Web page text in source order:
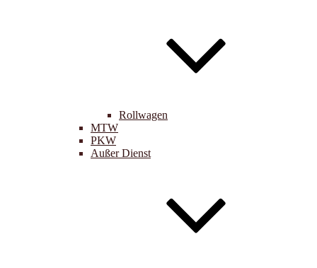
Rollwagen
MTW
PKW
Außer Dienst